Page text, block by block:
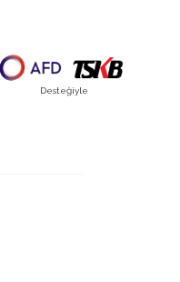
Desteğiyle